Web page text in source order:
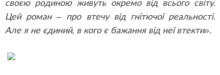
своєю родиною живуть окремо від всього світу.
Цей роман – про втечу від гнітючої реальності.
Але я не єдиний, в кого є бажання від неї втекти».